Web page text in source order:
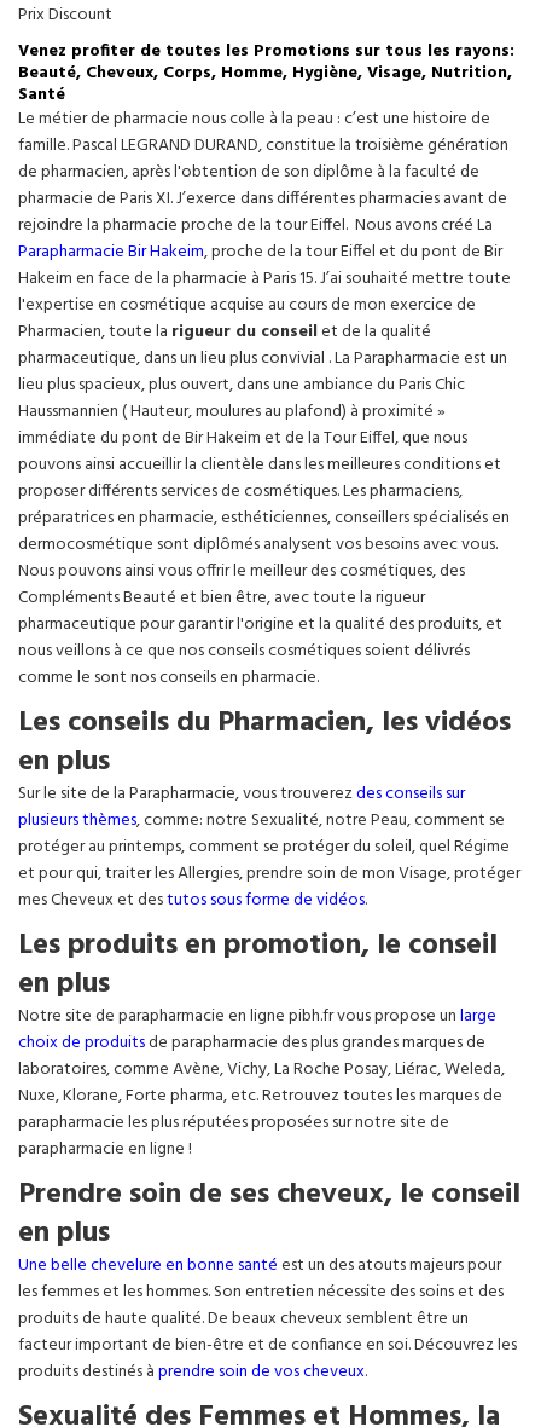
Prix Discount
Venez profiter de toutes les Promotions sur tous les rayons:
Beauté, Cheveux, Corps, Homme, Hygiène, Visage, Nutrition,
Santé
Le métier de pharmacie nous colle à la peau : c’est une histoire de
famille. Pascal LEGRAND DURAND, constitue la troisième génération
de pharmacien, après l'obtention de son diplôme à la faculté de
pharmacie de Paris XI. J’exerce dans différentes pharmacies avant de
rejoindre la pharmacie proche de la tour Eiffel. Nous avons créé La
Parapharmacie Bir Hakeim, proche de la tourEiffelet du pont de Bir
Hakeim en face de la pharmacie à Paris 15. J’ai souhaité mettre toute
l'expertise en cosmétique acquise au cours de mon exercice de
Pharmacien, toute la rigueur du conseilet de la qualité
pharmaceutique, dans un lieu plus convivial . La Parapharmacie est un
lieu plus spacieux, plus ouvert, dans une ambiance du Paris Chic
Haussmannien ( Hauteur, moulures au plafond) à proximité »
immédiate du pont de Bir Hakeim et de la Tour Eiffel, que nous
pouvons ainsi accueillir la clientèle dans les meilleures conditions et
proposer différents services de cosmétiques. Les pharmaciens,
préparatrices en pharmacie, esthéticiennes, conseillers spécialisés en
dermocosmétique sont diplômés analysent vos besoins avec vous.
Nous pouvons ainsi vous offrir le meilleur des cosmétiques, des
Compléments Beauté et bien être, avec toute la rigueur
pharmaceutique pour garantir l'origine et la qualité des produits, et
nous veillons à ce que nos conseils cosmétiques soient délivrés
comme le sont nos conseils en pharmacie.
Les conseils du Pharmacien, les vidéos
en plus
Sur le site de la Parapharmacie, vous trouverezdes conseils sur
plusieurs thèmes, comme: notre Sexualité, notre Peau, comment se
protéger au printemps, comment se protéger du soleil, quel Régime
et pour qui, traiter les Allergies, prendre soin de mon Visage, protéger
mes Cheveux et destutos sous forme de vidéos.
Les produits en promotion, le conseil
en plus
Notre site de parapharmacie en ligne pibh.fr vous propose unlarge
choix de produitsde parapharmacie des plus grandes marques de
laboratoires, comme Avène, Vichy, La Roche Posay, Liérac, Weleda,
Nuxe, Klorane, Forte pharma, etc. Retrouvez toutes les marques de
parapharmacie les plus réputées proposées sur notre site de
parapharmacie en ligne !
Prendre soin de ses cheveux, le conseil
en plus
Une belle chevelure en bonne santéest un des atouts majeurs pour
les femmes et les hommes. Son entretien nécessite des soins et des
produits de haute qualité. De beaux cheveux semblent être un
facteur important de bien-être et de confiance en soi. Découvrez les
produits destinés àprendre soin de vos cheveux.
Sexualité des Femmes et Hommes, la